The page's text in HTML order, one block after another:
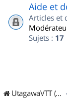
Aide et
Articles et
Sujets : 17
UtagawaVTT (Randos VTT et VTTAE avec traces GPS)